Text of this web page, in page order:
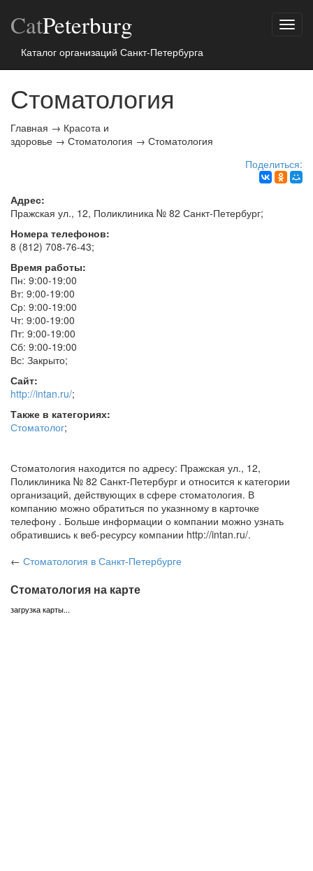
CatPeterburg
Каталог организаций Санкт-Петербурга
Стоматология
Главная → Красота и
здоровье → Стоматология → Стоматология
Поделиться:
Адрес:
Пражская ул., 12, Поликлиника № 82 Санкт-Петербург;
Номера телефонов:
8 (812) 708-76-43;
Время работы:
Пн: 9:00-19:00
Вт: 9:00-19:00
Ср: 9:00-19:00
Чт: 9:00-19:00
Пт: 9:00-19:00
Сб: 9:00-19:00
Вс: Закрыто;
Сайт:
http://intan.ru/;
Также в категориях:
Стоматолог;
Стоматология находится по адресу: Пражская ул., 12,
Поликлиника № 82 Санкт-Петербург и относится к категории
организаций, действующих в сфере стоматология. В
компанию можно обратиться по указнному в карточке
телефону . Больше информации о компании можно узнать
обратившись к веб-ресурсу компании http://intan.ru/.
← Стоматология в Санкт-Петербурге
Стоматология на карте
загрузка карты...